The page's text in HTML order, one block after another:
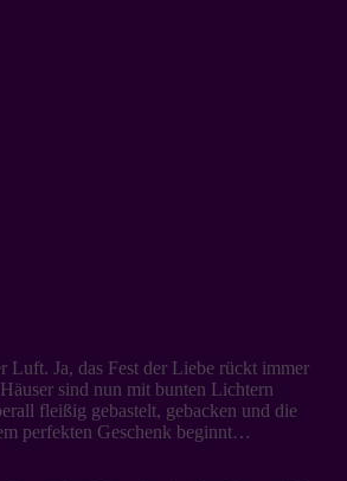
Luft. Ja, das Fest der Liebe rückt immer
sind nun mit bunten Lichtern
fleißig gebastelt, gebacken und die
perfekten Geschenk beginnt…